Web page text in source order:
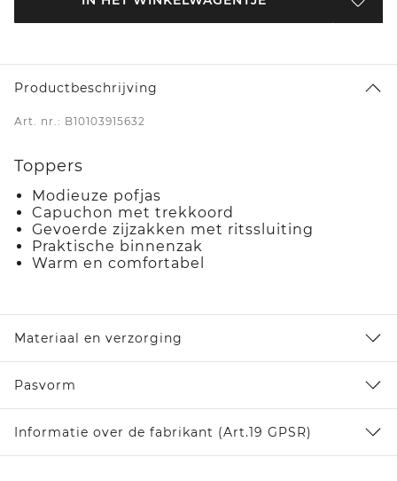
Productbeschrijving
Art. nr.: B10103915632
Toppers
Modieuze pofjas
Capuchon met trekkoord
Gevoerde zijzakken met ritssluiting
Praktische binnenzak
Warm en comfortabel
Materiaal en verzorging
Pasvorm
Informatie over de fabrikant (Art.19 GPSR)